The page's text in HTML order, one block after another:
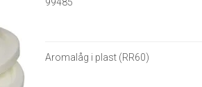
99485
Aromalåg i plast (RR60)